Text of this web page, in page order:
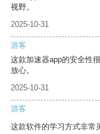
视野。
2025-10-31
游客
这款加速器app的安全性
放心。
2025-10-31
游客
这款软件的学习方式非常